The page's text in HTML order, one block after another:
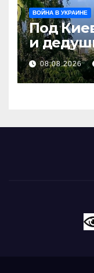
ВОЙНА В УКРАИНЕ
Под
и
вновь
08.08.2026